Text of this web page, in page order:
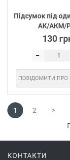
Підсумок під
АК/АКМ/
130
ПОВІДОМИТИ ПРО
1 2 >
КОНТАКТИ